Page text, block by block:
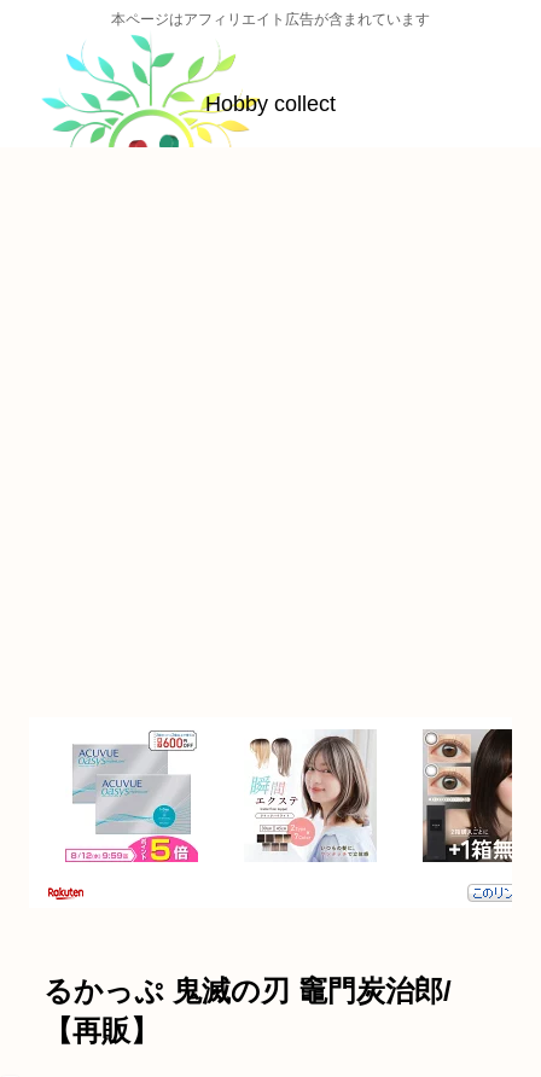
本ページはアフィリエイト広告が含まれています
Hobby collect
るかっぷ 鬼滅の刃 竈門炭治郎/
【再販】